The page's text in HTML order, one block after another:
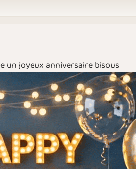
un joyeux anniversaire bisous